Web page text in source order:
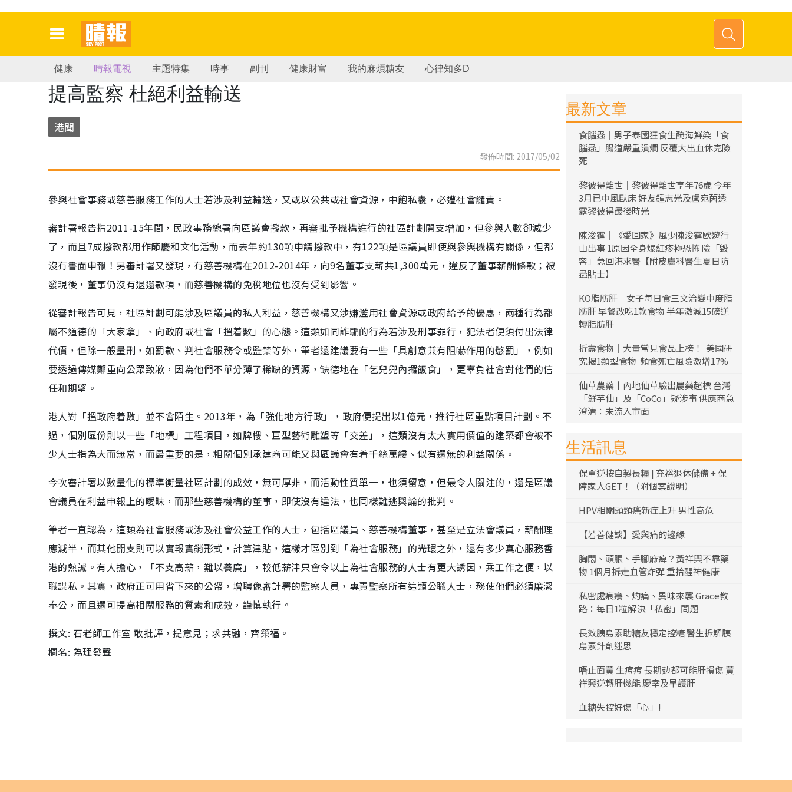
健康 晴報電視 主題特集 時事 副刊 健康財富 我的麻煩糖友 心律知多D
提高監察 杜絕利益輸送
港聞
發佈時間: 2017/05/02
參與社會事務或慈善服務工作的人士若涉及利益輸送，又或以公共或社會資源，中飽私囊，必遭社會譴責。
審計署報告指2011-15年間，民政事務總署向區議會撥款，再審批予機構進行的社區計劃開支增加，但參與人數卻減少
了，而且7成撥款都用作節慶和文化活動，而去年約130項申請撥款中，有122項是區議員即使與參與機構有關係，但都
沒有書面申報！另審計署又發現，有慈善機構在2012-2014年，向9名董事支薪共1,300萬元，違反了董事薪酬條款；被
發現後，董事仍沒有退還款項，而慈善機構的免稅地位也沒有受到影響。
從審計報告可見，社區計劃可能涉及區議員的私人利益，慈善機構又涉嫌濫用社會資源或政府給予的優惠，兩種行為都
屬不道德的「大家拿」、向政府或社會「搵着數」的心態。這類如同詐騙的行為若涉及刑事罪行，犯法者便須付出法律
代價，但除一般量刑，如罰款、判社會服務令或監禁等外，筆者還建議要有一些「具創意兼有阻嚇作用的懲罰」，例如
要透過傳媒鄭重向公眾致歉，因為他們不單分薄了稀缺的資源，缺德地在「乞兒兜內攞飯食」，更辜負社會對他們的信
任和期望。
港人對「搵政府着數」並不會陌生。2013年，為「強化地方行政」，政府便提出以1億元，推行社區重點項目計劃。不
過，個別區份則以一些「地標」工程項目，如牌樓、巨型藝術雕塑等「交差」，這類沒有太大實用價值的建築都會被不
少人士指為大而無當，而最重要的是，相關個別承建商可能又與區議會有着千絲萬縷、似有還無的利益關係。
今次審計署以數量化的標準衡量社區計劃的成效，無可厚非，而活動性質單一，也須留意，但最令人關注的，還是區議
會議員在利益申報上的曖昧，而那些慈善機構的董事，即使沒有違法，也同樣難逃輿論的批判。
筆者一直認為，這類為社會服務或涉及社會公益工作的人士，包括區議員、慈善機構董事，甚至是立法會議員，薪酬理
應減半，而其他開支則可以實報實銷形式，計算津貼，這樣才區別到「為社會服務」的光環之外，還有多少真心服務香
港的熱誠。有人擔心，「不支高薪，難以養廉」，較低薪津只會令以上為社會服務的人士有更大誘因，乘工作之便，以
職謀私。其實，政府正可用省下來的公帑，增聘像審計署的監察人員，專責監察所有這類公職人士，務使他們必須廉潔
奉公，而且還可提高相關服務的質素和成效，謹慎執行。
撰文: 石老師工作室 敢批評，提意見；求共融，齊築福。
欄名: 為理發聲
最新文章
食腦蟲｜男子泰國狂食生醃海鮮染「食
腦蟲」腸道嚴重潰爛 反覆大出血休克險
死
黎彼得離世｜黎彼得離世享年76歲 今年
3月已中風臥床 好友鍾志光及盧宛茵透
露黎彼得最後時光
陳浚霆｜《愛回家》風少陳浚霆歐遊行
山出事 1原因全身爆紅疹極恐怖 險「毀
容」急回港求醫【附皮膚科醫生夏日防
蟲貼士】
KO脂肪肝｜女子每日食三文治變中度脂
肪肝 早餐改吃1款食物 半年激減15磅逆
轉脂肪肝
折壽食物｜大量常見食品上榜！ 美國研
究揭1類型食物 頻食死亡風險激增17%
仙草農藥丨內地仙草驗出農藥超標 台灣
「鮮芋仙」及「CoCo」疑涉事 供應商急
澄清：未流入市面
生活訊息
保單逆按自製長糧 | 充裕退休儲備 + 保
障家人GET！（附個案說明）
HPV相關頭頸癌新症上升 男性高危
【若善健談】愛與痛的邊緣
胸悶、頭脹、手腳麻痺？黃祥興不靠藥
物 1個月拆走血管炸彈 重拾醒神健康
私密處痕癢、灼痛、異味來襲 Grace教
路：每日1粒解決「私密」問題
長效胰島素助糖友穩定控糖 醫生拆解胰
島素針劑迷思
唔止面黃 生痘痘 長期攰都可能肝損傷 黃
祥興逆轉肝機能 慶幸及早護肝
血糖失控好傷「心」!